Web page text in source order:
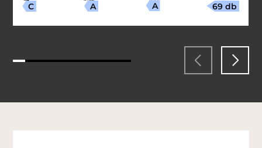
C A A 69 db